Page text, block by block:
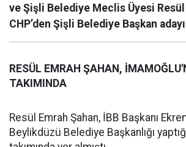
ve Şişli Belediye Meclis Üyesi Resül
CHP’den Şişli Belediye Başkan
RESÜL EMRAH ŞAHAN,
TAKIMINDA
Resül Emrah Şahan, İBB Başkanı
Beylikdüzü Belediye Başkanlığı